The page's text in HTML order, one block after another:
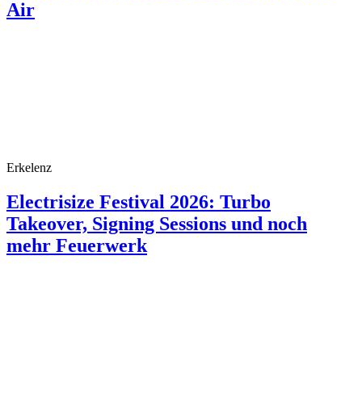
Air
Erkelenz
Electrisize Festival 2026: Turbo
Takeover, Signing Sessions und noch
mehr Feuerwerk